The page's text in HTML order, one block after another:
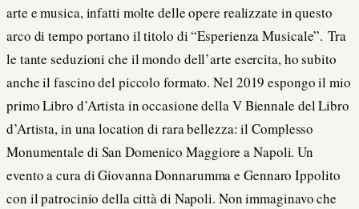
arte e musica, infatti molte delle opere realizzate in questo
arco di tempo portano il titolo di “Esperienza Musicale”. Tra
le tante seduzioni che il mondo dell’arte esercita, ho subito
anche il fascino del piccolo formato. Nel 2019 espongo il mio
primo Libro d’Artista in occasione della V Biennale del Libro
d’Artista, in una location di rara bellezza: il Complesso
Monumentale di San Domenico Maggiore a Napoli. Un
evento a cura di Giovanna Donnarumma e Gennaro Ippolito
con il patrocinio della città di Napoli. Non immaginavo che